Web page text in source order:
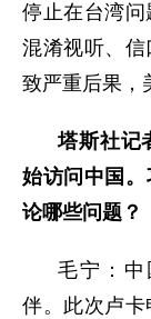
停止在台湾
混淆视听、
致严重后果，
塔斯社记
始访问中国
论哪些问题？
毛宁：中
伴。此次卢